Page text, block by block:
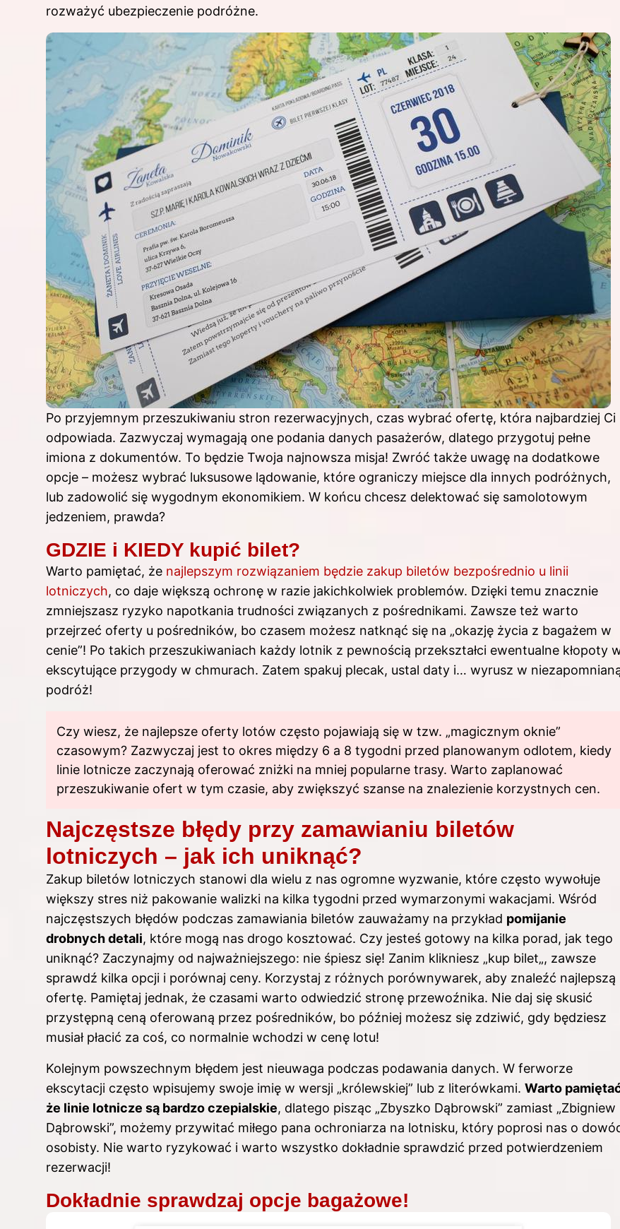
rozważyć ubezpieczenie podróżne.
Po przyjemnym przeszukiwaniu stron rezerwacyjnych, czas wybrać ofertę, która najbardziej Ci
odpowiada. Zazwyczaj wymagają one podania danych pasażerów, dlatego przygotuj pełne
imiona z dokumentów. To będzie Twoja najnowsza misja! Zwróć także uwagę na dodatkowe
opcje – możesz wybrać luksusowe lądowanie, które ograniczy miejsce dla innych podróżnych,
lub zadowolić się wygodnym ekonomikiem. W końcu chcesz delektować się samolotowym
jedzeniem, prawda?
GDZIE i KIEDY kupić bilet?
Warto pamiętać, że najlepszym rozwiązaniem będzie zakup biletów bezpośrednio u linii
lotniczych, co daje większą ochronę w razie jakichkolwiek problemów. Dzięki temu znacznie
zmniejszasz ryzyko napotkania trudności związanych z pośrednikami. Zawsze też warto
przejrzeć oferty u pośredników, bo czasem możesz natknąć się na „okazję życia z bagażem w
cenie”! Po takich przeszukiwaniach każdy lotnik z pewnością przekształci ewentualne kłopoty
ekscytujące przygody w chmurach. Zatem spakuj plecak, ustal daty i… wyrusz w
podróż!
Czy wiesz, że najlepsze oferty lotów często pojawiają się w tzw. „magicznym oknie”
czasowym? Zazwyczaj jest to okres między 6 a 8 tygodni przed planowanym odlotem, kiedy
linie lotnicze zaczynają oferować zniżki na mniej popularne trasy. Warto zaplanować
przeszukiwanie ofert w tym czasie, aby zwiększyć szanse na znalezienie korzystnych cen.
Najczęstsze błędy przy zamawianiu biletów
lotniczych – jak ich uniknąć?
Zakup biletów lotniczych stanowi dla wielu z nas ogromne wyzwanie, które często wywołuje
większy stres niż pakowanie walizki na kilka tygodni przed wymarzonymi wakacjami. Wśród
najczęstszych błędów podczas zamawiania biletów zauważamy na przykład pomijanie
drobnych detali, które mogą nas drogo kosztować. Czy jesteś gotowy na kilka porad, jak tego
uniknąć? Zaczynajmy od najważniejszego: nie śpiesz się! Zanim klikniesz „kup bilet„, zawsze
sprawdź kilka opcji i porównaj ceny. Korzystaj z różnych porównywarek, aby znaleźć najlepszą
ofertę. Pamiętaj jednak, że czasami warto odwiedzić stronę przewoźnika. Nie daj się skusić
przystępną ceną oferowaną przez pośredników, bo później możesz się zdziwić, gdy będziesz
musiał płacić za coś, co normalnie wchodzi w cenę lotu!
Kolejnym powszechnym błędem jest nieuwaga podczas podawania danych. W ferworze
ekscytacji często wpisujemy swoje imię w wersji „królewskiej” lub z literówkami. Warto
że linie lotnicze są bardzo czepialskie, dlatego pisząc „Zbyszko Dąbrowski” zamiast „Zbigniew
Dąbrowski”, możemy przywitać miłego pana ochroniarza na lotnisku, który poprosi nas o
osobisty. Nie warto ryzykować i warto wszystko dokładnie sprawdzić przed potwierdzeniem
rezerwacji!
Dokładnie sprawdzaj opcje bagażowe!